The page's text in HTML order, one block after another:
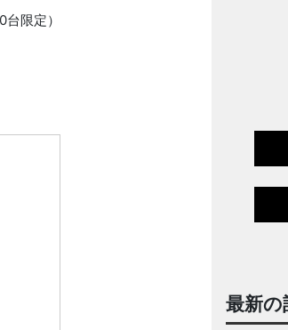
限定）
最新の